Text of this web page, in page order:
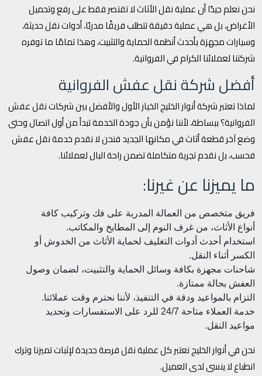
نحن نعلم جيدًا أن عملية نقل الأثاث لا تقتصر فقط على رفع وتحميل
الأغراض، بل هي عملية دقيقة تتطلب فريقًا مدربًا، أدوات نقل حديثة،
وسيارات مجهزة بأحدث أنظمة الحماية والتثبيت، وهذا تمامًا ما توفره
شركتنا لعملائنا الكرام في الفروانية.
أفضل شركة نقل عفش الفروانية
لماذا تعتبر شركة أنوار الخليج الخيار الأول والأفضل بين شركات نقل عفش
الفروانية؟ ببساطة، لأننا نؤمن بأن جودة الخدمة تبدأ من أول اتصال وحتى
وضع آخر قطعة أثاث في مكانها الجديد فنحن لا نقدم خدمة نقل عفش
فحسب، بل نقدم تجربة متكاملة تضمن راحة البال لعملائنا.
ما يميزنا عن غيرنا:
فريق متخصص من العمالة المدربة على فك وتركيب كافة
أنواع الأثاث، من غرف النوم إلى المطابخ والمكاتب.
استخدام أحدث أدوات التغليف لحماية الأثاث من الخدوش أو
الكسر أثناء النقل.
شاحنات مجهزة بكافة وسائل الحماية والتثبيت، لضمان وصول
العفش بحالة ممتازة.
التزام بالمواعيد ودقة في التنفيذ، لأننا نحترم وقت عملائنا.
خدمة العملاء متاحة 24/7 للرد على الاستفسارات وتحديد
مواعيد النقل.
نحن في أنوار الخليج نعتبر كل عملية نقل فرصة جديدة لإثبات تميزنا وترك
انطباع لا ينسى لدى العميل.